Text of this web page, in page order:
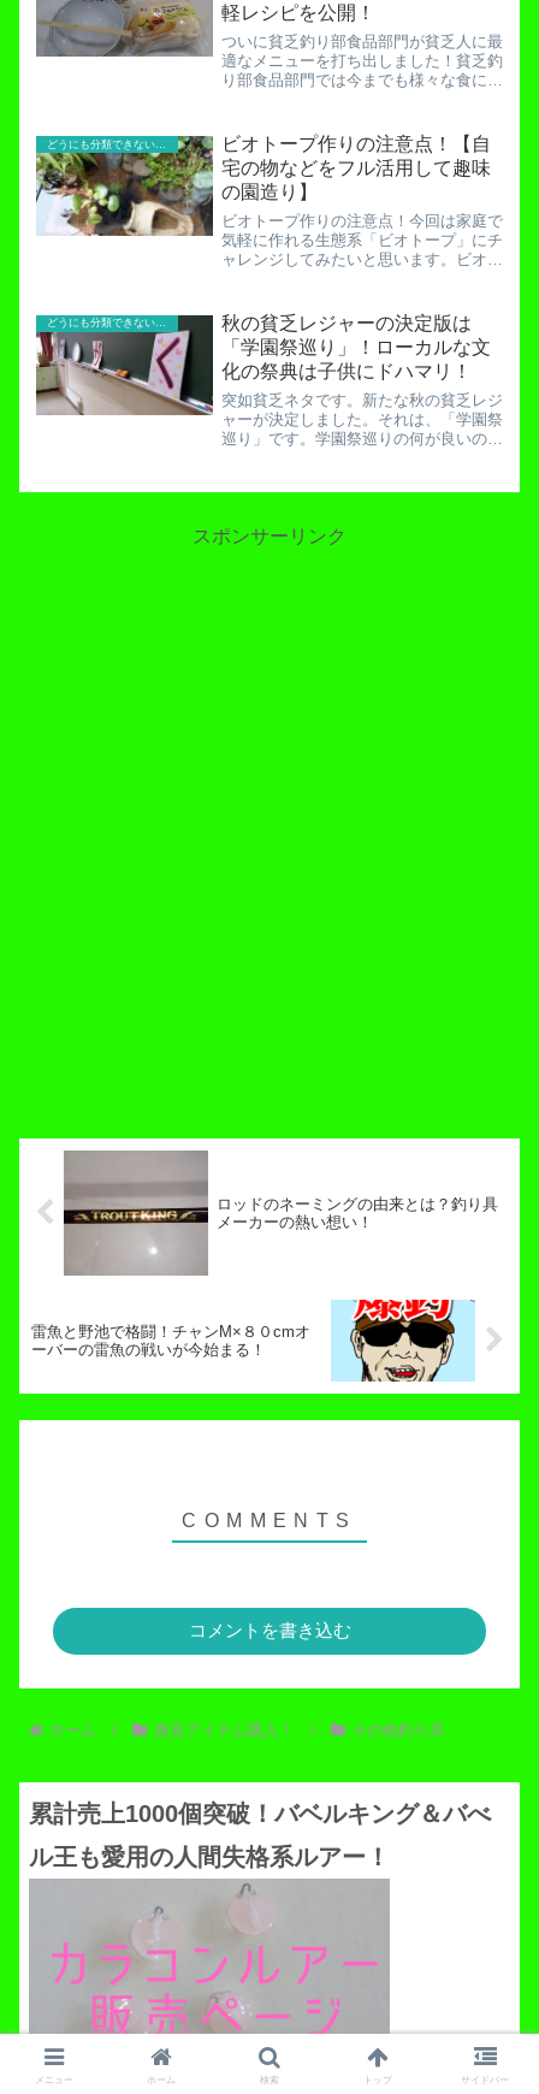
軽レシピを公開！
ついに貧乏釣り部食品部門が貧乏人に最
適なメニューを打ち出しました！貧乏釣
り部食品部門では今までも様々な食に関
カレー食べ放題の実力とは！丸亀製麺で
激安ネギ汁を食せ！290...
ビオトープ作りの注意点！【自
宅の物などをフル活用して趣味
の園造り】
ビオトープ作りの注意点！今回は家庭で
気軽に作れる生態系「ビオトープ」にチ
ャレンジしてみたいと思います。ビオト
家にある物でも準備はできますし、全て
揃えたとしてもそこまで費...
どうにも分類できないお役立ち記事！
秋の貧乏レジャーの決定版は
「学園祭巡り」！ローカルな文
化の祭典は子供にドハマリ！
突如貧乏ネタです。新たな秋の貧乏レジ
ャーが決定しました。それは、「学園祭
巡り」です。学園祭巡りの何が良いの
意点を。大人の「学園祭巡り」と言って
スポンサーリンク
ロッドのネーミングの由来とは？釣り具
メーカーの熱い想い！
雷魚と野池で格闘！チャンM×８０cmオ
ーバーの雷魚の戦いが今始まる！
コメントを書き込む
ホーム 激安アイテム購入！ その他釣り具
累計売上1000個突破！バベルキング＆バべ
ル王も愛用の人間失格系ルアー！
カラコンルアー・ステッカー販売ページへ
メニュー ホーム 検索 トップ サイドバー